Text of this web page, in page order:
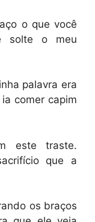
o que você
solte o meu
palavra era
comer capim
este traste.
que a
os braços